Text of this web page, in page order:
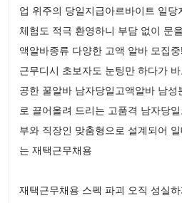
업 위주의 당일지급아르바이트 일
체험도 적극 환영하니 부담 없이 문
액알바종류 다양한 고액 알바 모집
근무디시 초보자도 눈팅만 하다가
공한 꿀알바 남자당일고액알바 남
로 끌어올려 드리는 고품격 남자당
부와 직장인 맞춤형으로 설계되어
는 재택근무채용
재택근무채용 스펙 파괴 오직 성실